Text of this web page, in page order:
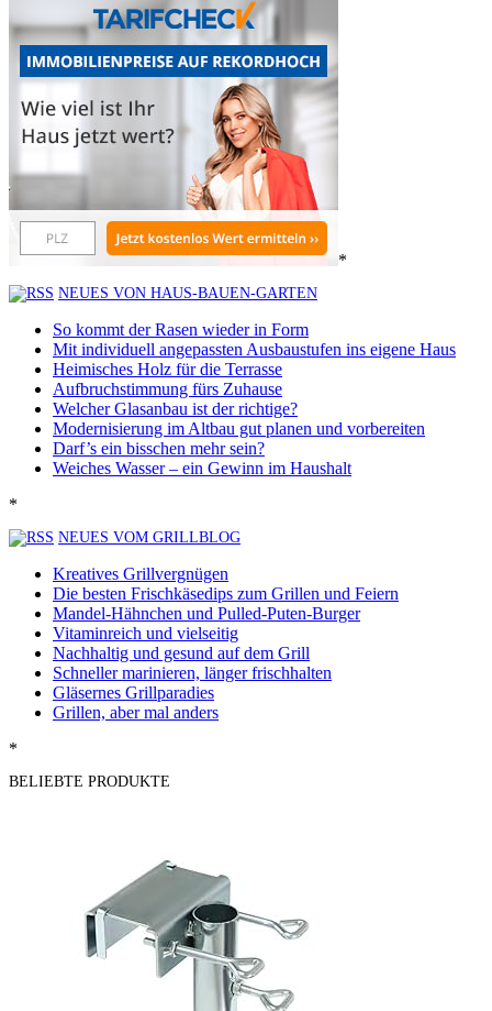
*
NEUES VON HAUS-BAUEN-GARTEN
So kommt der Rasen wieder in Form
Mit individuell angepassten Ausbaustufen ins eigene Haus
Heimisches Holz für die Terrasse
Aufbruchstimmung fürs Zuhause
Welcher Glasanbau ist der richtige?
Modernisierung im Altbau gut planen und vorbereiten
Darf’s ein bisschen mehr sein?
Weiches Wasser – ein Gewinn im Haushalt
*
NEUES VOM GRILLBLOG
Kreatives Grillvergnügen
Die besten Frischkäsedips zum Grillen und Feiern
Mandel-Hähnchen und Pulled-Puten-Burger
Vitaminreich und vielseitig
Nachhaltig und gesund auf dem Grill
Schneller marinieren, länger frischhalten
Gläsernes Grillparadies
Grillen, aber mal anders
*
BELIEBTE PRODUKTE